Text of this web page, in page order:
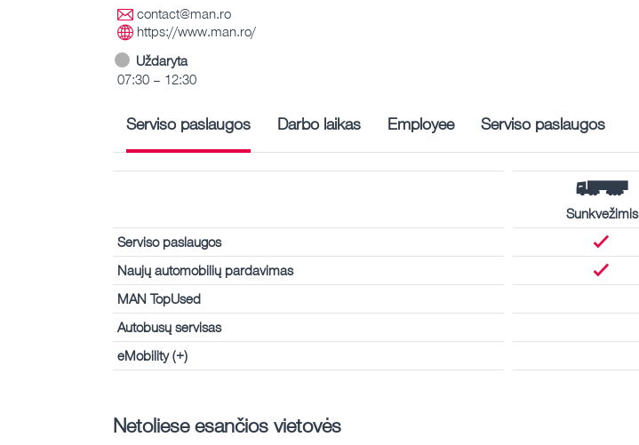
contact@man.ro
https://www.man.ro/
Uždaryta
07:30 – 12:30
Serviso paslaugos Darbo laikas Employee Serviso paslaugos
Sunkvežimis
Serviso paslaugos
Naujų automobilių pardavimas
MAN TopUsed
Autobusų servisas
eMobility (+)
Netoliese esančios vietovės